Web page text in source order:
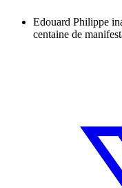
Edouard Philippe
centaine de